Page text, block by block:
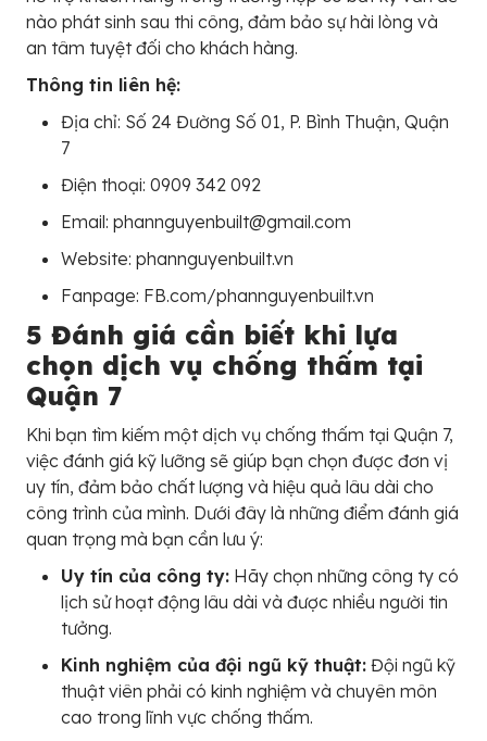
nào phát sinh sau thi công, đảm bảo sự hài lòng và
an tâm tuyệt đối cho khách hàng.
Thông tin liên hệ:
Địa chỉ: Số 24 Đường Số 01, P. Bình Thuận, Quận
7
Điện thoại: 0909 342 092
Email: phannguyenbuilt@gmail.com
Website: phannguyenbuilt.vn
Fanpage: FB.com/phannguyenbuilt.vn
5 Đánh giá cần biết khi lựa
chọn dịch vụ chống thấm tại
Quận 7
Khi bạn tìm kiếm một dịch vụ chống thấm tại Quận 7,
việc đánh giá kỹ lưỡng sẽ giúp bạn chọn được đơn vị
uy tín, đảm bảo chất lượng và hiệu quả lâu dài cho
công trình của mình. Dưới đây là những điểm đánh giá
quan trọng mà bạn cần lưu ý:
Uy tín của công ty: Hãy chọn những công ty có
lịch sử hoạt động lâu dài và được nhiều người tin
tưởng.
Kinh nghiệm của đội ngũ kỹ thuật: Đội ngũ kỹ
thuật viên phải có kinh nghiệm và chuyên môn
cao trong lĩnh vực chống thấm.